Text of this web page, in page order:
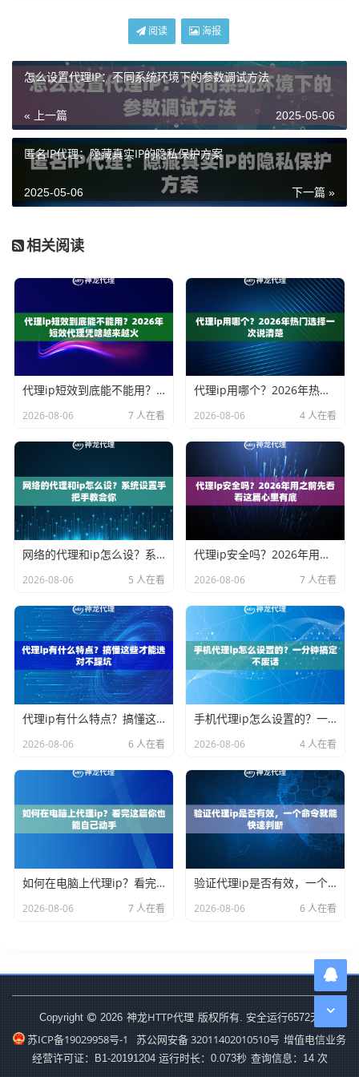
阅读 海报
怎么设置代理IP：不同系统环境下的参数调试方法
« 上一篇 2025-05-06
匿名IP代理：隐藏真实IP的隐私保护方案
下一篇 »
2025-05-06
相关阅读
代理ip短效到底能不能用？2026年短效代理凭啥越来越火
2026-08-06 7 人在看
代理ip用哪个？2026年热门选择一次说清楚
2026-08-06 4 人在看
网络的代理和ip怎么设？系统设置手把手教会你
2026-08-06 5 人在看
代理ip安全吗？2026年用之前先看看这篇心里有底
2026-08-06 7 人在看
代理ip有什么特点？搞懂这些才能选对不踩坑
2026-08-06 6 人在看
手机代理ip怎么设置的？一分钟搞定不废话
2026-08-06 4 人在看
如何在电脑上代理ip？看完这篇你也能自己动手
2026-08-06 7 人在看
验证代理ip是否有效，一个命令就能快速判断
2026-08-06 6 人在看
Copyright 2026 神龙HTTP代理 版权所有. 安全运行6572天
苏ICP备19029958号-1 苏公网安备 32011402010510号 增值电信业务
经营许可证：B1-20191204运行时长：0.073秒 查询信息：14 次